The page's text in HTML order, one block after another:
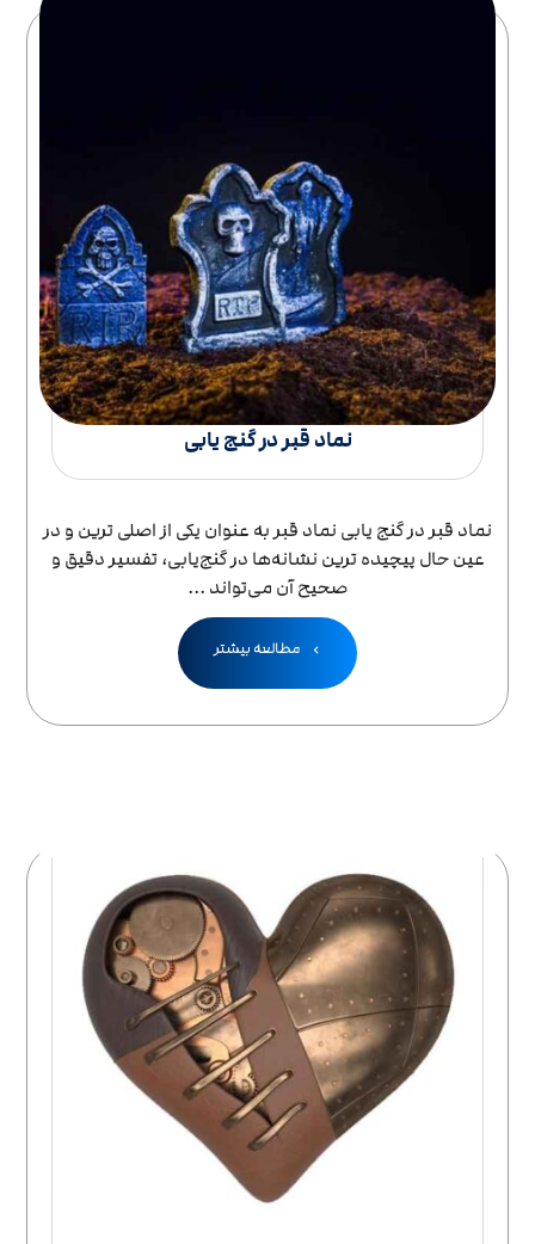
نماد قبر در گنج ‌یابی
نماد قبر در گنج ‌یابی نماد قبر به عنوان یکی از اصلی ‌ترین و در
عین حال پیچیده ‌ترین نشانه‌ها در گنج‌یابی، تفسیر دقیق و
صحیح آن می‌تواند ...
مطالعه بیشتر